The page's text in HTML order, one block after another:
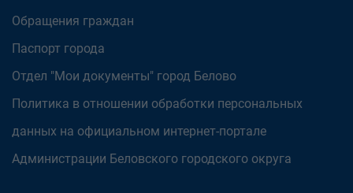
Обращения граждан
Паспорт города
Отдел "Мои документы" город Белово
Политика в отношении обработки персональных
данных на официальном интернет-портале
Администрации Беловского городского округа